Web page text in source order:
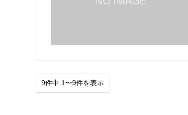
9件中 1〜9件を表示